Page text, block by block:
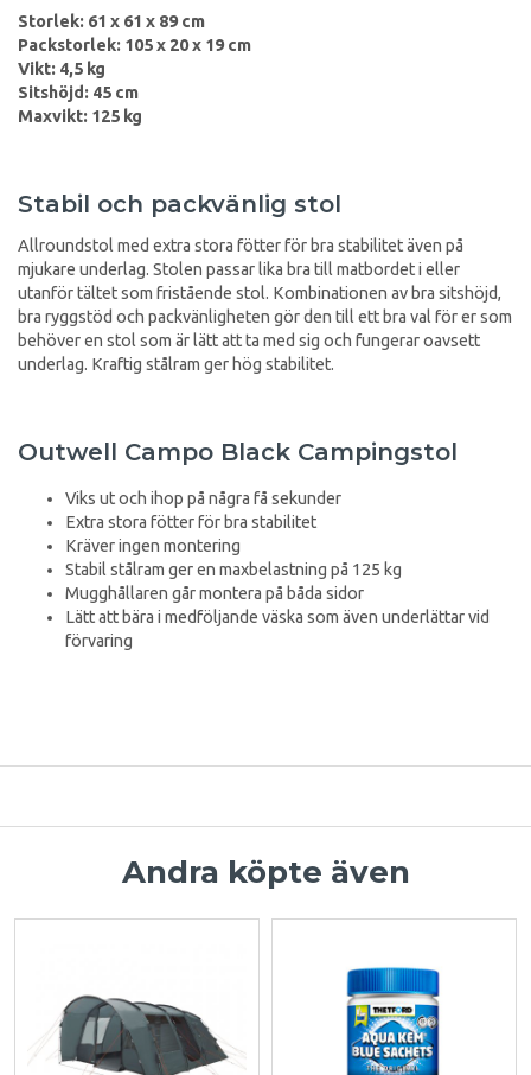
Storlek: 61 x 61 x 89 cm
Packstorlek: 105 x 20 x 19 cm
Vikt: 4,5 kg
Sitshöjd: 45 cm
Maxvikt: 125 kg
Stabil och packvänlig stol
Allroundstol med extra stora fötter för bra stabilitet även på
mjukare underlag. Stolen passar lika bra till matbordet i eller
utanför tältet som fristående stol. Kombinationen av bra sitshöjd,
bra ryggstöd och packvänligheten gör den till ett bra val för er som
behöver en stol som är lätt att ta med sig och fungerar oavsett
underlag. Kraftig stålram ger hög stabilitet.
Outwell Campo Black Campingstol
Viks ut och ihop på några få sekunder
Extra stora fötter för bra stabilitet
Kräver ingen montering
Stabil stålram ger en maxbelastning på 125 kg
Mugghållaren går montera på båda sidor
Lätt att bära i medföljande väska som även underlättar vid
förvaring
Andra köpte även